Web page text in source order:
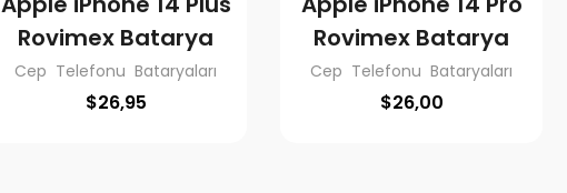
Rovimex Batarya
Cep Telefonu Bataryaları
$26,95
Rovimex Batarya
Cep Telefonu Bataryaları
$26,00